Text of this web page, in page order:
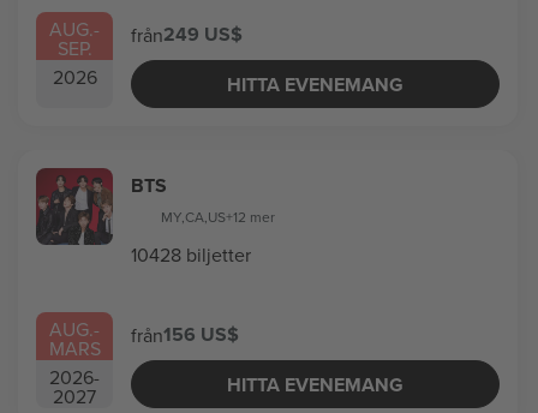
AUG.-
SEP.
2026
från249 US$
HITTA EVENEMANG
AUG.-
MARS
2026-
2027
BTS
MY,CA,US+12 mer
10428 biljetter
från156 US$
HITTA EVENEMANG